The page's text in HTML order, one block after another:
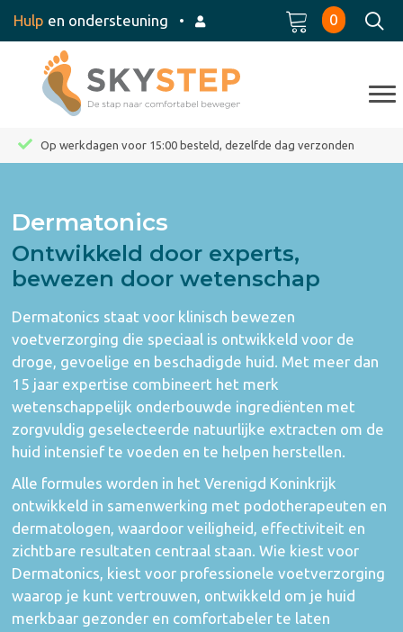
Hulp en ondersteuning • 0
Op werkdagen voor 15:00 besteld, dezelfde dag verzonden
Dermatonics
Ontwikkeld door experts,
bewezen door wetenschap
Dermatonics staat voor klinisch bewezen
voetverzorging die speciaal is ontwikkeld voor de
droge, gevoelige en beschadigde huid. Met meer dan
15 jaar expertise combineert het merk
wetenschappelijk onderbouwde ingrediënten met
zorgvuldig geselecteerde natuurlijke extracten om de
huid intensief te voeden en te helpen herstellen.
Alle formules worden in het Verenigd Koninkrijk
ontwikkeld in samenwerking met podotherapeuten en
dermatologen, waardoor veiligheid, effectiviteit en
zichtbare resultaten centraal staan. Wie kiest voor
Dermatonics, kiest voor professionele voetverzorging
waarop je kunt vertrouwen, ontwikkeld om je huid
merkbaar gezonder en comfortabeler te laten